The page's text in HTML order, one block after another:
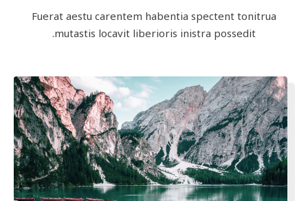
Fuerat aestu carentem habentia spectent tonitrua
mutastis locavit liberioris inistra possedit.